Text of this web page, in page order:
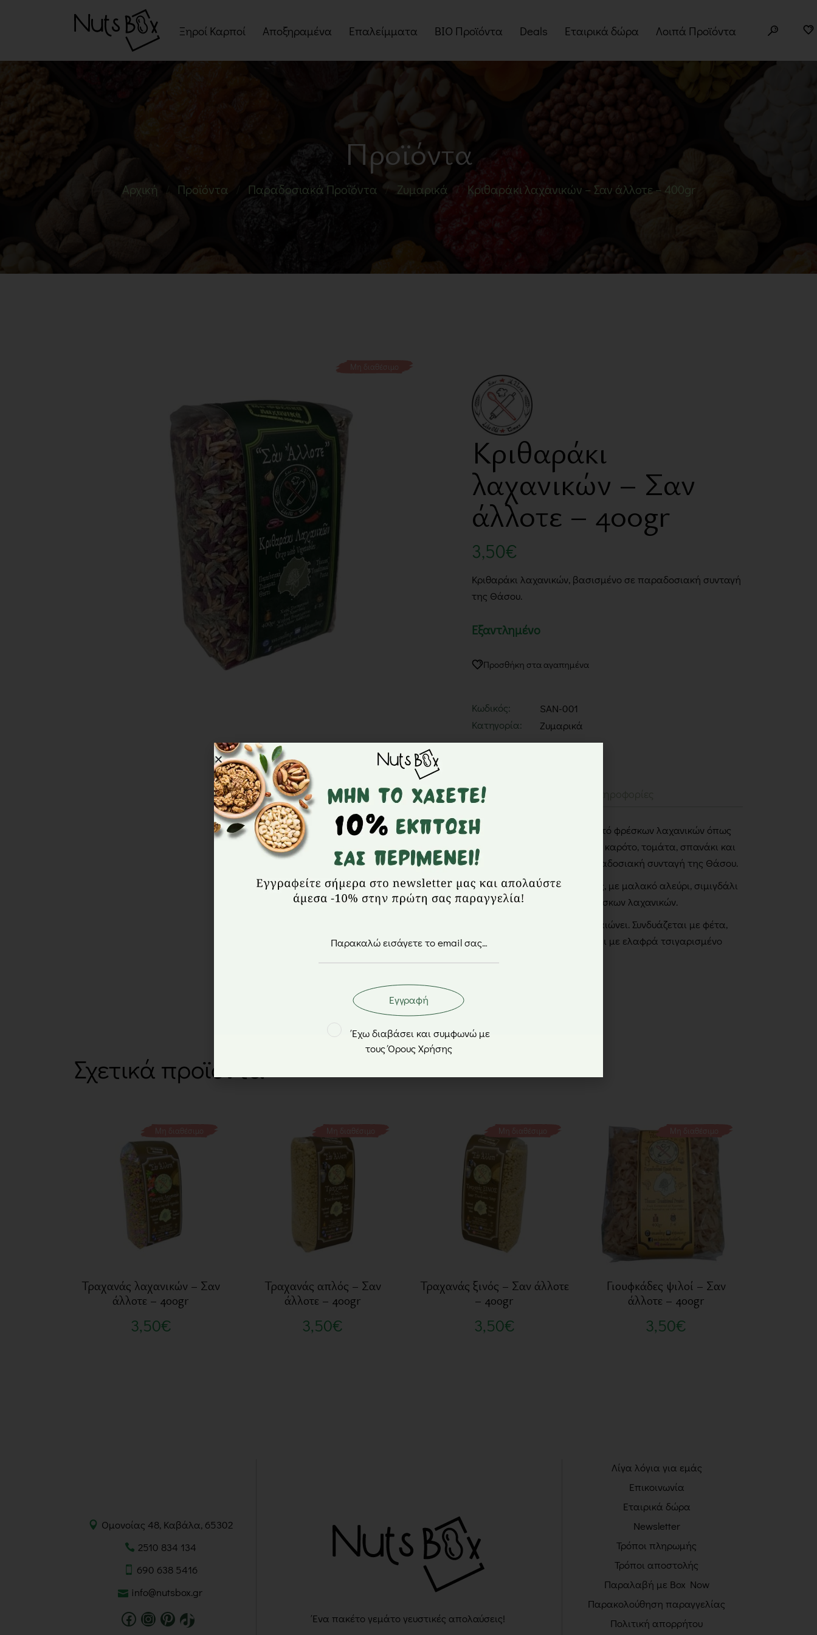
Ξηροί Καρποί Αποξηραμένα Επαλείμματα
Μαρμελάδες
Μέλια
BIO Προϊόντα Deals
Mystery Boxes
Εταιρικά δώρα Λοιπά Προϊόντα
Μπαχαρικά
Προϊόντα
Αρχική Προϊόντα Παραδοσιακά Προϊόντα Ζυμαρικά Κριθαράκι λαχανικών – Σαν άλλοτε – 400gr
Μη διαθέσιμο
Κριθαράκι
λαχανικών – Σαν
άλλοτε – 400gr
3,50€
Κριθαράκι λαχανικών, βασισμένο σε παραδοσιακή συνταγή
της Θάσου.
Εξαντλημένο
Προσθήκη στα αγαπημένα
Κωδικός:
SAN-001
Κατηγορία:
Ζυμαρικά
Περιγραφή
Κριθαράκι λαχανικών με πολτό φρέσκων λαχανικών όπως
παντζάρι, πιπεριά Φλωρίνης, καρότο, τομάτα, σπανάκι και
κρεμμύδι. Βασισμένο σε παραδοσιακή συνταγή της Θάσου.
Ζυμωμένο με προζύμι ημέρας, με μαλακό αλεύρι, σιμιγδάλι
σκληρού σίτου και πολτό φρέσκων λαχανικών.
Το γευστικό αποτέλεσμα δικαιώνει. Συνδυάζεται με φέτα,
σάλτσα τομάτας ή ακόμα και με ελαφρά τσιγαρισμένο
Σχετικά προϊόντα
Μη διαθέσιμο
Τραχανάς λαχανικών – Σαν
άλλοτε – 400gr
3,50€
Μη διαθέσιμο
Τραχανάς απλός – Σαν
άλλοτε – 400gr
3,50€
Μη διαθέσιμο
Τραχανάς ξινός – Σαν άλλοτε
– 400gr
3,50€
Μη διαθέσιμο
Γιουφκάδες ψιλοί – Σαν
άλλοτε – 400gr
3,50€
Ομονοίας 48, Καβάλα, 65302
2510 834 134
690 638 5416
info@nutsbox.gr
Ένα πακέτο γεμάτο γευστικές απολαύσεις!
Λίγα λόγια για εμάς
Επικοινωνία
Εταιρικά δώρα
Newsletter
Τρόποι πληρωμής
Τρόποι αποστολής
Παραλαβή με Box Now
Παρακολούθηση παραγγελίας
Πολιτική απορρήτου
Εγγραφή
Έχω διαβάσει και συμφωνώ με
τους Όρους Χρήσης